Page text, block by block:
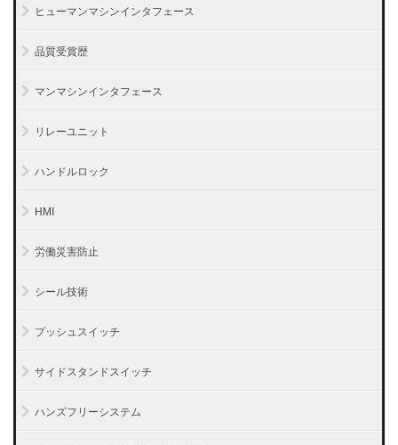
ヒューマンマシンインタフェース
品質受賞歴
マンマシンインタフェース
リレーユニット
ハンドルロック
HMI
労働災害防止
シール技術
プッシュスイッチ
サイドスタンドスイッチ
ハンズフリーシステム